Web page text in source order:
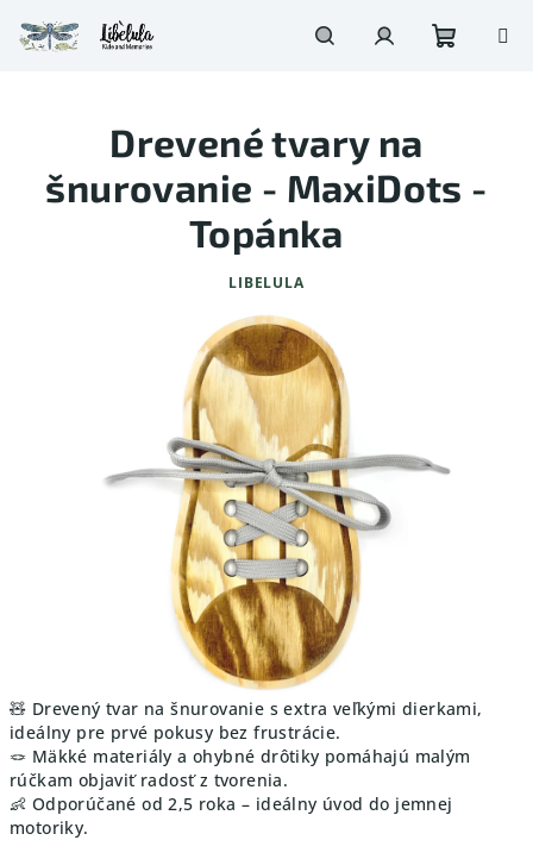
na
obsah
🧸 Drevený tvar na šnurovanie s extra veľkými dierkami,
ideálny pre prvé pokusy bez frustrácie.
🪢 Mäkké materiály a ohybné drôtiky pomáhajú malým
rúčkam objaviť radosť z tvorenia.
👶 Odporúčané od 2,5 roka – ideálny úvod do jemnej
motoriky.
Drevené tvary na
šnurovanie - MaxiDots -
Topánka
LIBELULA